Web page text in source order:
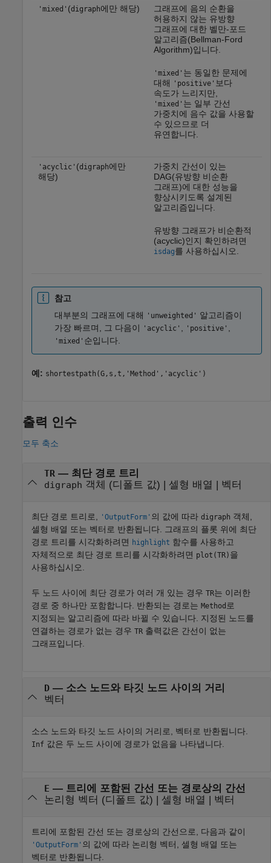
'mixed' (digraph에만 해당)
그래프에 음의 순환을
허용하지 않는 유방향
그래프에 대한 벨만-포드
알고리즘(Bellman-Ford
Algorithm)입니다.
'mixed' 는 동일한 문제에
대해
'positive' 보다
속도가 느리지만,
'mixed' 는 일부 간선
가중치에 음수 값을 사용할
수 있으므로 더
유연합니다.
'acyclic' (digraph에만
해당)
가중치 간선이 있는
DAG(유방향 비순환
그래프)에 대한 성능을
향상시키도록 설계된
알고리즘입니다.
유방향 그래프가 비순환적
(acyclic)인지 확인하려면
isdag를 사용하십시오.
참고
대부분의 그래프에 대해
'unweighted' 알고리즘이
가장 빠르며, 그 다음이
'acyclic' 'positive'
'mixed' 순입니다.
예: shortestpath(G,s,t,'Method','acyclic')
출력 인수
모두 축소
TR — 최단 경로 트리
digraph 객체 (디폴트 값) | 셀형 배열 | 벡터
최단 경로 트리로, 'OutputForm' 의 값에 따라 digraph 객체,
셀형 배열 또는 벡터로 반환됩니다. 그래프의 플롯 위에 최단
경로 트리를 시각화하려면 highlight 함수를 사용하고
자체적으로 최단 경로 트리를 시각화하려면 plot(TR) 을
사용하십시오.
두 노드 사이에 최단 경로가 여러 개 있는 경우 TR는 이러한
경로 중 하나만 포함합니다. 반환되는 경로는 Method 로
지정되는 알고리즘에 따라 바뀔 수 있습니다. 지정된 노드를
연결하는 경로가 없는 경우 TR 출력값은 간선이 없는
그래프입니다.
D— 소스 노드와 타깃 노드 사이의 거리
벡터
소스 노드와 타깃 노드 사이의 거리로, 벡터로 반환됩니다.
Inf 값은 두 노드 사이에 경로가 없음을 나타냅니다.
E — 트리에 포함된 간선 또는 경로상의 간선
논리형 벡터 (디폴트 값) | 셀형 배열 | 벡터
트리에 포함된 간선 또는 경로상의 간선으로, 다음과 같이
'OutputForm' 의 값에 따라 논리형 벡터, 셀형 배열 또는
벡터로 반환됩니다.